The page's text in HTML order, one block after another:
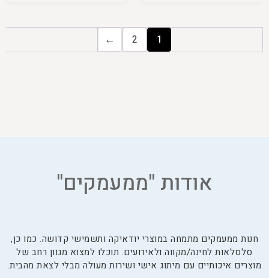
1
2
←
אודות "ממעמקים"
חנות ממעמקים מתמחה במוצרי יודאיקה ותשמישי קדושה. כמו כן,
סלסלאות לחינה/מקווה ולאירועים. תוכלו למצוא מגוון רחב של
מוצרים איכותיים עם מיתוג אישי ושירות מעולה מבלי לצאת מהבית.